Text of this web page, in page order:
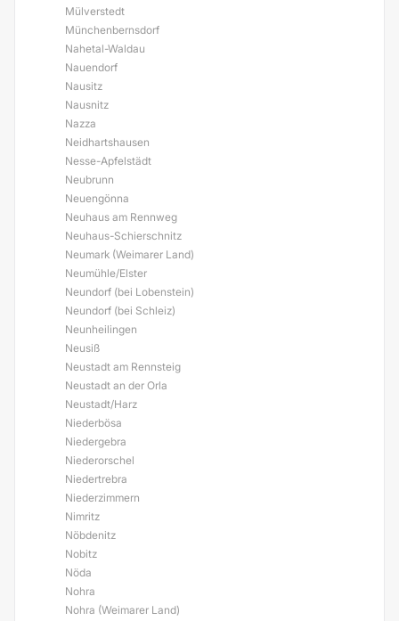
Mülverstedt
Münchenbernsdorf
Nahetal-Waldau
Nauendorf
Nausitz
Nausnitz
Nazza
Neidhartshausen
Nesse-Apfelstädt
Neubrunn
Neuengönna
Neuhaus am Rennweg
Neuhaus-Schierschnitz
Neumark (Weimarer Land)
Neumühle/Elster
Neundorf (bei Lobenstein)
Neundorf (bei Schleiz)
Neunheilingen
Neusiß
Neustadt am Rennsteig
Neustadt an der Orla
Neustadt/Harz
Niederbösa
Niedergebra
Niederorschel
Niedertrebra
Niederzimmern
Nimritz
Nöbdenitz
Nobitz
Nöda
Nohra
Nohra (Weimarer Land)